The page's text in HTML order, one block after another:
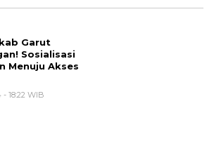
Garut
Sosialisasi
Menuju Akses
- 18:22 WIB